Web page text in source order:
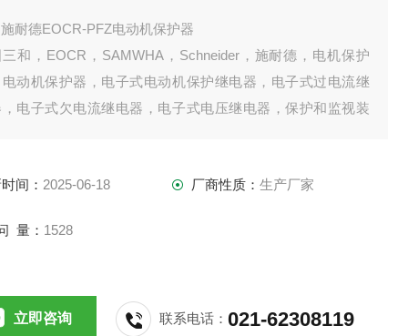
耐德EOCR-PFZ电动机保护器
和，EOCR，SAMWHA，Schneider，施耐德，电机保护
动机保护器，电子式电动机保护继电器，电子式过电流继
电子式欠电流继电器，电子式电压继电器，保护和监视装
间： 2025-06-18 厂商性质： 生产厂家
量： 1528
立即咨询 联系电话：021-62308119